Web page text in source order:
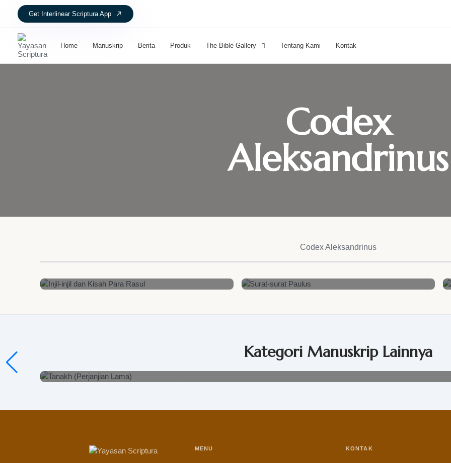
Get Interlinear Scriptura App
Home Manuskrip Berita Produk The Bible Gallery Tentang Kami Kontak
Codex
Aleksandrinus
Codex Aleksandrinus
Injil-injil dan Kisah Para Rasul Surat-surat Paulus
Kategori Manuskrip Lainnya
Tanakh (Perjanjian Lama)
MENU KONTAK